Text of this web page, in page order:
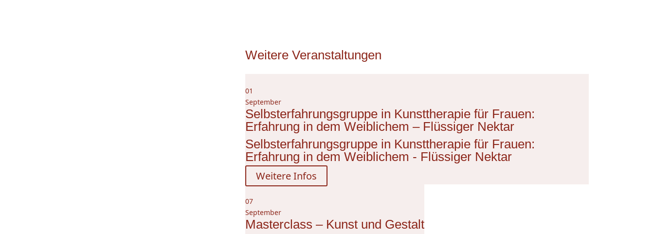
Weitere Veranstaltungen
01
September
Selbsterfahrungsgruppe in Kunsttherapie für Frauen:
Erfahrung in dem Weiblichem – Flüssiger Nektar
Selbsterfahrungsgruppe in Kunsttherapie für Frauen:
Erfahrung in dem Weiblichem - Flüssiger Nektar
Weitere Infos
07
September
Masterclass – Kunst und Gestalt